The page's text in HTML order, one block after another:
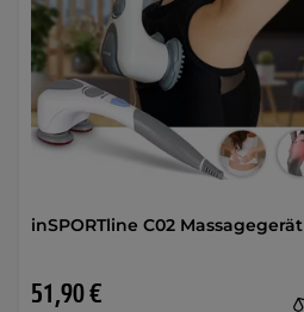
inSPORTline C02 Massagegerät
51,90 €